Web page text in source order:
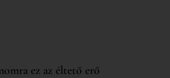
ez az éltető erő